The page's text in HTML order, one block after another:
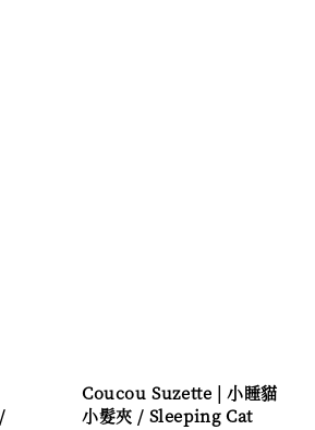
Coucou Suzette | 小睡貓
小髮夾 / Sleeping Cat